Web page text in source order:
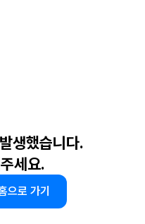
생했습니다.
세요.
으로 가기